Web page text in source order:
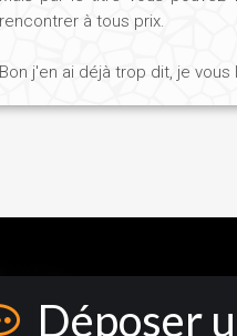
du destin ?
rencontrer à tous prix.
Bon j'en ai déjà trop dit, je
Déposer